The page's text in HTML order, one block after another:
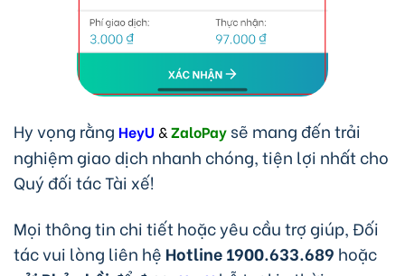
Hy vọng rằng HeyU &ZaloPay sẽ mang đến trải
nghiệm giao dịch nhanh chóng, tiện lợi nhất cho
Quý đối tác Tài xế!
Mọi thông tin chi tiết hoặc yêu cầu trợ giúp, Đối
tác vui lòng liên hệ Hotline 1900.633.689 hoặc